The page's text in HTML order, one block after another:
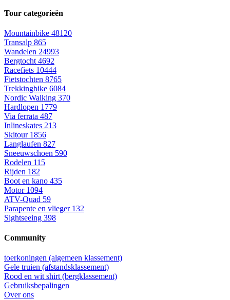
Tour categorieën
Mountainbike 48120
Transalp 865
Wandelen 24993
Bergtocht 4692
Racefiets 10444
Fietstochten 8765
Trekkingbike 6084
Nordic Walking 370
Hardlopen 1779
Via ferrata 487
Inlineskates 213
Skitour 1856
Langlaufen 827
Sneeuwschoen 590
Rodelen 115
Rijden 182
Boot en kano 435
Motor 1094
ATV-Quad 59
Parapente en vlieger 132
Sightseeing 398
Community
toerkoningen (algemeen klassement)
Gele truien (afstandsklassement)
Rood en wit shirt (bergklassement)
Gebruiksbepalingen
Over ons